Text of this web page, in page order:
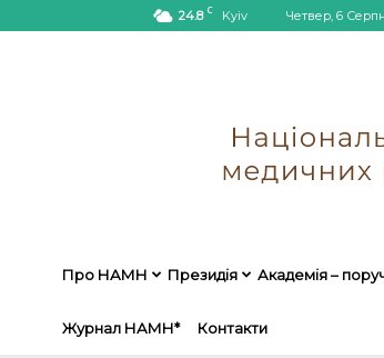
24.8 C Kyiv Четвер, 6
Про НАМН Президія Академія –
Журнал НАМН* Контакти